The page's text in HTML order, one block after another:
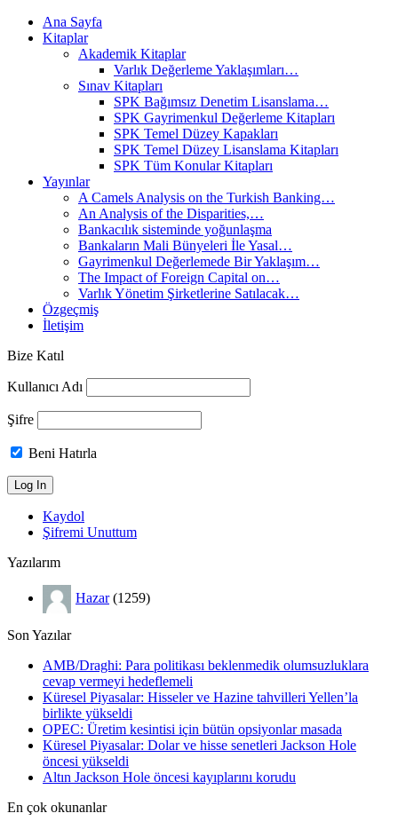
Ana Sayfa
Kitaplar
Akademik Kitaplar
Varlık Değerleme Yaklaşımları…
Sınav Kitapları
SPK Bağımsız Denetim Lisanslama…
SPK Gayrimenkul Değerleme Kitapları
SPK Temel Düzey Kapakları
SPK Temel Düzey Lisanslama Kitapları
SPK Tüm Konular Kitapları
Yayınlar
A Camels Analysis on the Turkish Banking…
An Analysis of the Disparities,…
Bankacılık sisteminde yoğunlaşma
Bankaların Mali Bünyeleri İle Yasal…
Gayrimenkul Değerlemede Bir Yaklaşım…
The Impact of Foreign Capital on…
Varlık Yönetim Şirketlerine Satılacak…
Özgeçmiş
İletişim
Bize Katıl
Kullanıcı Adı
Şifre
Beni Hatırla
Kaydol
Şifremi Unuttum
Yazılarım
Hazar(1259)
Son Yazılar
AMB/Draghi: Para politikası beklenmedik olumsuzluklara
cevap vermeyi hedeflemeli
Küresel Piyasalar: Hisseler ve Hazine tahvilleri Yellen’la
birlikte yükseldi
OPEC: Üretim kesintisi için bütün opsiyonlar masada
Küresel Piyasalar: Dolar ve hisse senetleri Jackson Hole
öncesi yükseldi
Altın Jackson Hole öncesi kayıplarını korudu
En çok okunanlar